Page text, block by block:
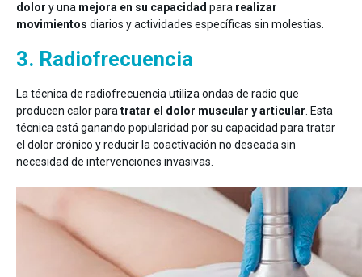
dolor y una mejora en su capacidad para realizar
movimientos diarios y actividades específicas sin molestias.
3. Radiofrecuencia
La técnica de radiofrecuencia utiliza ondas de radio que
producen calor paratratar el dolor muscular y articular. Esta
técnica está ganando popularidad por su capacidad para tratar
el dolor crónico y reducir la coactivación no deseada sin
necesidad de intervenciones invasivas.